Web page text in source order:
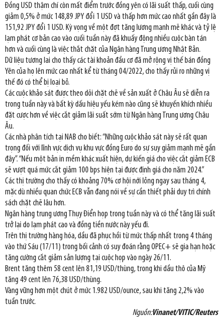
Đồng USD thậm chí còn mất điểm trước đồng yên có lãi suất thấp, cuối cùng
giảm 0,5% ở mức 148,89 JPY đổi 1 USD và thấp hơn mức cao nhất gần đây là
151,92 JPY đổi 1 USD. Kỳ vọng về một đợt tăng lương mạnh mẽ khác và tỷ lệ
lạm phát cơ bản cao vào cuối tuần này đã khuấy động nhiều cuộc bàn tán
hơn và cuối cùng là việc thắt chặt của Ngân hàng Trung ương Nhật Bản.
Dữ liệu tương lai cho thấy các tài khoản đầu cơ đã mở rộng vị thế bán đồng
Yên của họ lên mức cao nhất kể từ tháng 04/2022, cho thấy rủi ro những vị
thế đó có thể bị loại bỏ.
Các cuộc khảo sát được theo dõi chặt chẽ về sản xuất ở Châu Âu sẽ diễn ra
trong tuần này và bất kỳ dấu hiệu yếu kém nào cũng sẽ khuyến khích nhiều
đặt cược hơn về việc cắt giảm lãi suất sớm từ Ngân hàng Trung ương Châu
Âu.
Các nhà phân tích tại NAB cho biết: “Những cuộc khảo sát này sẽ rất quan
trọng đối với lĩnh vực dịch vụ khu vực đồng Euro do sự suy giảm mạnh mẽ gần
đây”. “Nếu một bản in mềm khác xuất hiện, dự kiến giá cho việc cắt giảm ECB
sẽ vượt quá mức cắt giảm 100 bps hiện tại được định giá cho năm 2024.”
Các thị trường cho thấy có khoảng 70% cơ hội nới lỏng ngay sau tháng 4,
mặc dù nhiều quan chức ECB vẫn đang nói về sự cần thiết phải duy trì chính
sách chặt chẽ lâu hơn.
Ngân hàng trung ương Thụy Điển họp trong tuần này và có thể tăng lãi suất
trở lại do lạm phát cao và đồng tiền nước này yếu đi.
Trên thị trường hàng hóa, dầu đã phục hồi từ mức thấp nhất trong 4 tháng
vào thứ Sáu (17/11) trong bối cảnh có suy đoán rằng OPEC+ sẽ gia hạn hoặc
tăng cường cắt giảm sản lượng tại cuộc họp vào ngày 26/11.
Brent tăng thêm 58 cent lên 81,19 USD/thùng, trong khi dầu thô của Mỹ
tăng 49 cent lên 76,38 USD/thùng.
Vàng vững hơn một chút ở mức 1.982 USD/ounce, sau khi tăng 2,2% vào
tuần trước.
Nguồn:Vinanet/VITIC/Reuters